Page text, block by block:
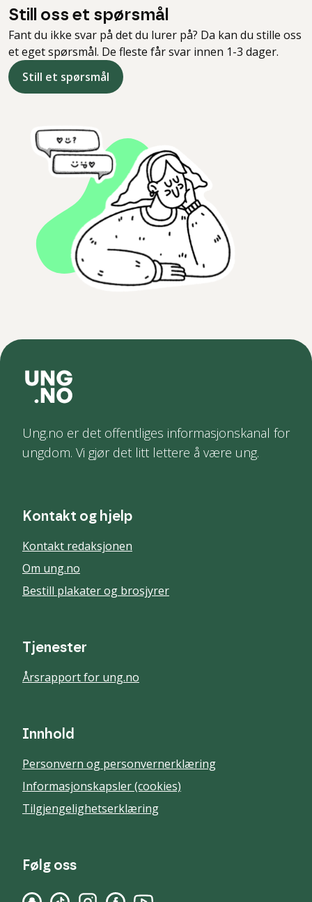
Still oss et spørsmål
Fant du ikke svar på det du lurer på? Da kan du stille oss
et eget spørsmål. De fleste får svar innen 1-3 dager.
Still et spørsmål
Ung.no er det offentliges informasjonskanal for
ungdom. Vi gjør det litt lettere å være ung.
Kontakt og hjelp
Kontakt redaksjonen
Om ung.no
Bestill plakater og brosjyrer
Tjenester
Årsrapport for ung.no
Innhold
Personvern og personvernerklæring
Informasjonskapsler (cookies)
Tilgjengelighetserklæring
Følg oss